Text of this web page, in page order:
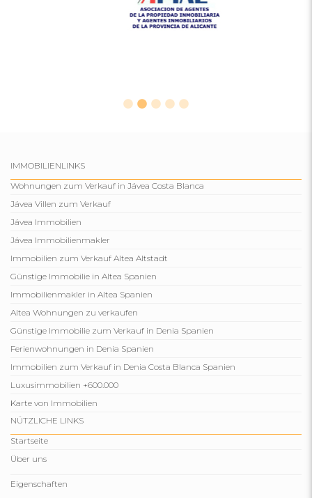
IMMOBILIENLINKS
Wohnungen zum Verkauf in Jávea Costa Blanca
Jávea Villen zum Verkauf
Jávea Immobilien
Jávea Immobilienmakler
Immobilien zum Verkauf Altea Altstadt
Günstige Immobilie in Altea Spanien
Immobilienmakler in Altea Spanien
Altea Wohnungen zu verkaufen
Günstige Immobilie zum Verkauf in Denia Spanien
Ferienwohnungen in Denia Spanien
Immobilien zum Verkauf in Denia Costa Blanca Spanien
Luxusimmobilien +600.000
Karte von Immobilien
NÜTZLICHE LINKS
Startseite
Über uns
Eigenschaften